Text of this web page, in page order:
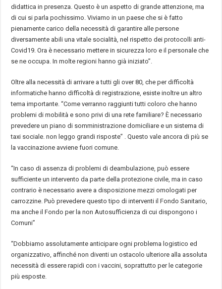
didattica in presenza. Questo è un aspetto di grande attenzione, ma
di cui si parla pochissimo. Viviamo in un paese che si è fatto
pienamente carico della necessità di garantire alle persone
diversamente abili una vitale socialità, nel rispetto dei protocolli anti-
Covid19. Ora è necessario mettere in sicurezza loro e il personale che
se ne occupa. In molte regioni hanno già iniziato”.
Oltre alla necessità di arrivare a tutti gli over 80, che per difficoltà
informatiche hanno difficoltà di registrazione, esiste inoltre un altro
tema importante. “Come verranno raggiunti tutti coloro che hanno
problemi di mobilità e sono privi di una rete familiare? È necessario
prevedere un piano di somministrazione domiciliare e un sistema di
taxi sociale. non leggo grandi risposte” . Questo vale ancora di più se
la vaccinazione avviene fuori comune.
“In caso di assenza di problemi di deambulazione, può essere
sufficiente un intervento da parte della protezione civile, ma in caso
contrario è necessario avere a disposizione mezzi omologati per
carrozzine. Può prevedere questo tipo di interventi il Fondo Sanitario,
ma anche il Fondo per la non Autosufficienza di cui dispongono i
Comuni”
“Dobbiamo assolutamente anticipare ogni problema logistico ed
organizzativo, affinché non diventi un ostacolo ulteriore alla assoluta
necessità di essere rapidi con i vaccini, soprattutto per le categorie
più esposte.